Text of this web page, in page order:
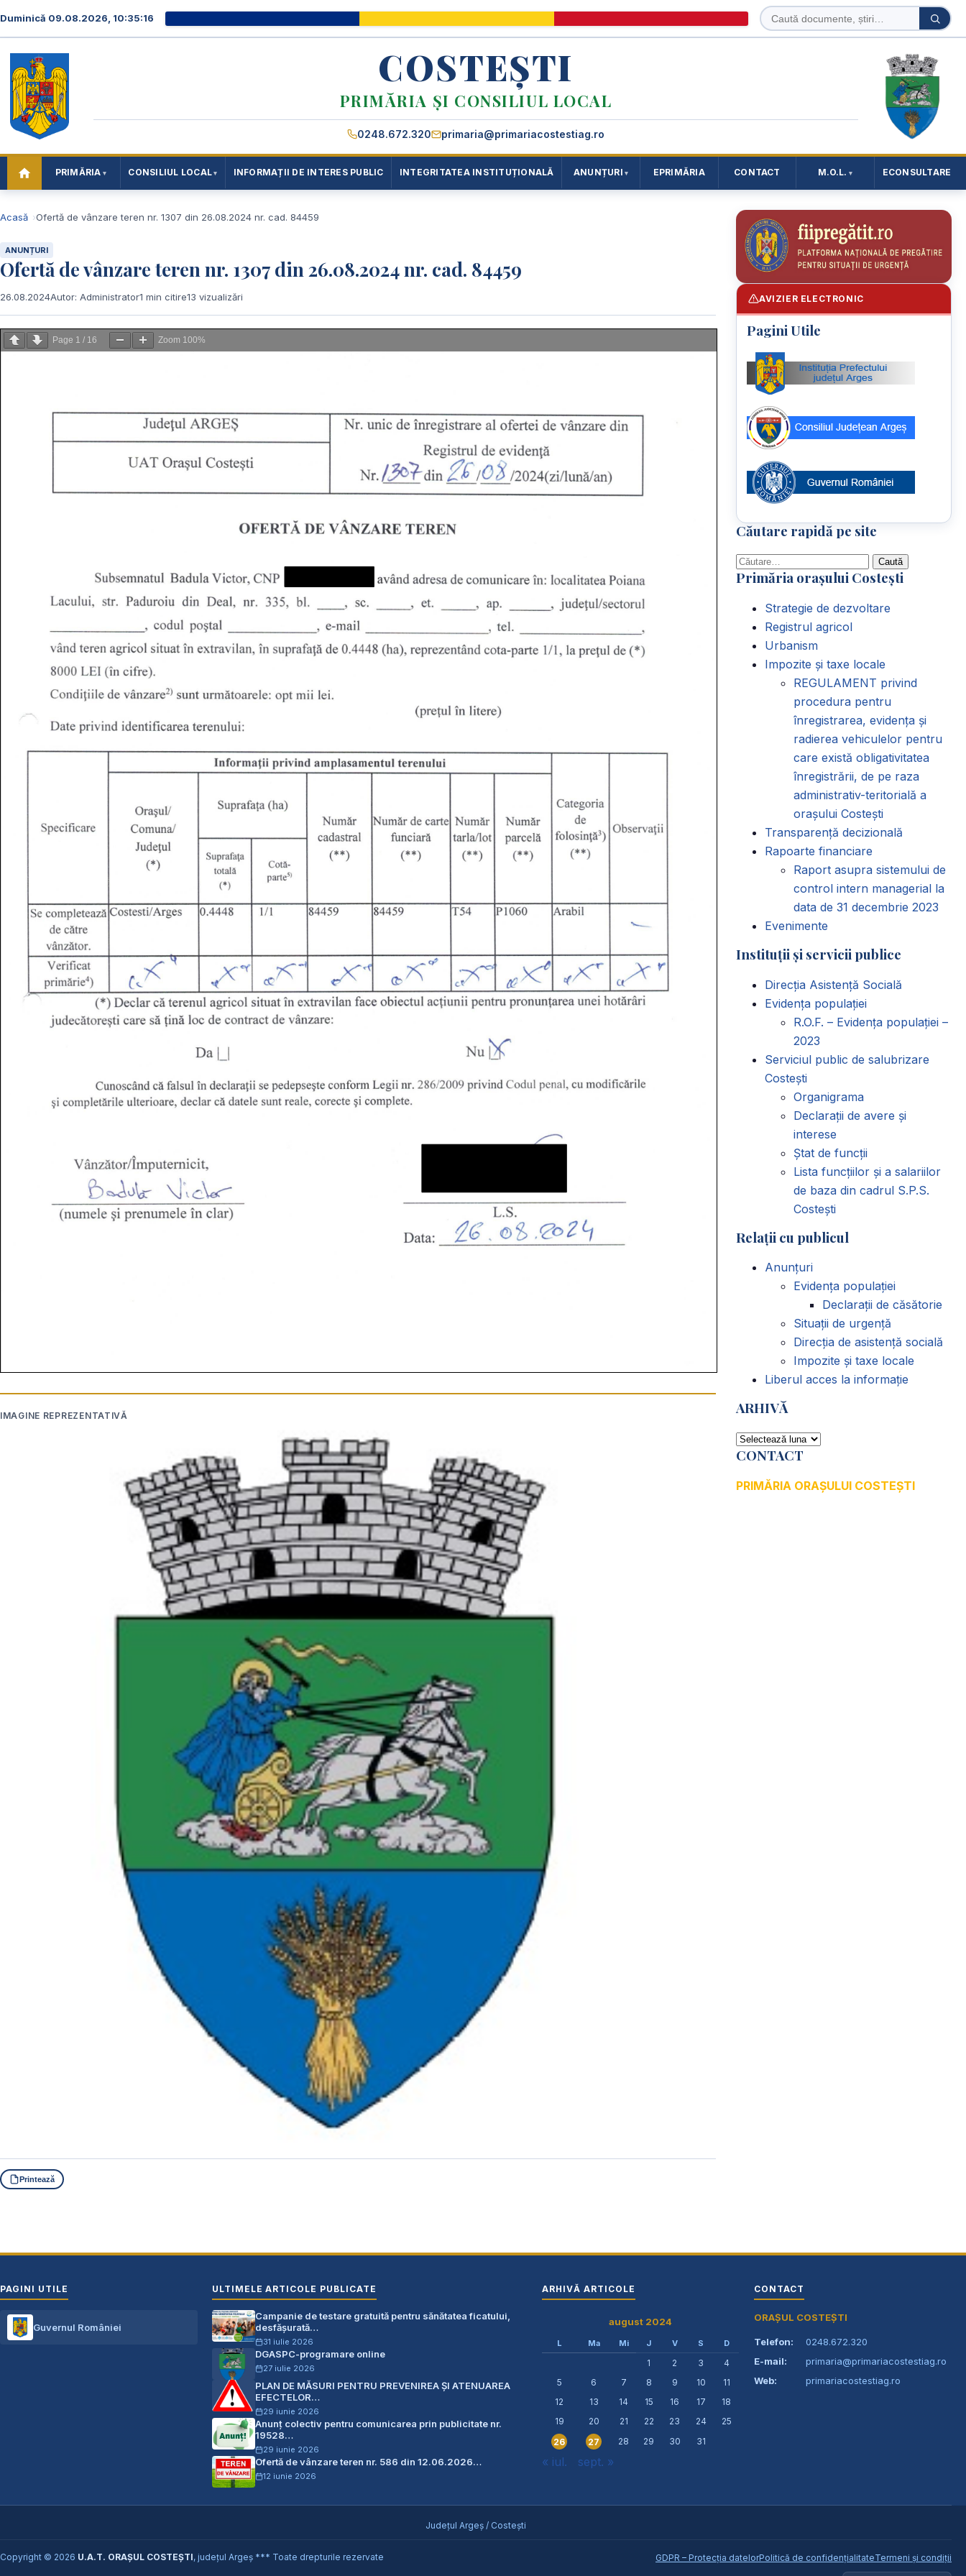
Duminică 09.08.2026, 10:35:17
Caută
în
Caută
COSTEȘTI
PRIMĂRIA ȘI CONSILIUL LOCAL
0248.672.320 primaria@primariacostestiag.ro
PRIMĂRIA CONSILIUL LOCAL INFORMAȚII DE INTERES PUBLIC INTEGRITATEA INSTITUȚIONALĂ ANUNȚURI EPRIMĂRIA CONTACT M.O.L. ECONSULTARE
Acasă Ofertă de vânzare teren nr. 1307 din 26.08.2024 nr. cad. 84459
ANUNȚURI
Ofertă de vânzare teren nr. 1307 din 26.08.2024 nr. cad. 84459
26.08.2024Autor: Administrator1 min citire13 vizualizări
Page 1 / 16 Zoom 100%
IMAGINE REPREZENTATIVĂ
Printează
AVIZIER ELECTRONIC
Pagini Utile
Căutare rapidă pe site
Caută
după:
Primăria orașului Costești
Strategie de dezvoltare
Registrul agricol
Urbanism
Impozite și taxe locale
REGULAMENT privind
procedura pentru
înregistrarea, evidența și
radierea vehiculelor pentru
care există obligativitatea
înregistrării, de pe raza
administrativ-teritorială a
orașului Costești
Transparență decizională
Rapoarte financiare
Raport asupra sistemului de
control intern managerial la
data de 31 decembrie 2023
Evenimente
Instituții și servicii publice
Direcția Asistență Socială
Evidența populației
R.O.F. – Evidența populației –
2023
Serviciul public de salubrizare
Costești
Organigrama
Declarații de avere și
interese
Ștat de funcții
Lista funcțiilor și a salariilor
de baza din cadrul S.P.S.
Costești
Relații cu publicul
Anunțuri
Evidența populației
Declarații de căsătorie
Situații de urgență
Direcția de asistență socială
Impozite și taxe locale
Liberul acces la informație
ARHIVĂ
ARHIVĂ
CONTACT
PRIMĂRIA ORAȘULUI COSTEȘTI
PAGINI UTILE
Guvernul României
ULTIMELE ARTICOLE PUBLICATE
Campanie de testare gratuită pentru sănătatea ficatului,
desfășurată…
31 iulie 2026
DGASPC-programare online
27 iulie 2026
PLAN DE MĂSURI PENTRU PREVENIREA ŞI ATENUAREA
EFECTELOR…
29 iunie 2026
Anunț colectiv pentru comunicarea prin publicitate nr.
19528…
29 iunie 2026
Ofertă de vânzare teren nr. 586 din 12.06.2026…
12 iunie 2026
ARHIVĂ ARTICOLE
august 2024
L Ma Mi J V S D
1 2 3
4
5
6 7 8 9 10
11
12
13 14 15 16 17
18
19
20 21 22 23 24
25
26
27 28 29 30 31
« iul. sept. »
CONTACT
ORAȘUL COSTEȘTI
Telefon:
0248.672.320
E-mail:
primaria@primariacostestiag.ro
Web:
primariacostestiag.ro
Județul Argeș / Costești
Copyright © 2026 U.A.T. ORAȘUL COSTEȘTI, județul Argeș *** Toate drepturile rezervate GDPR – Protecția datelorPolitică de confidențialitateTermeni și condiții